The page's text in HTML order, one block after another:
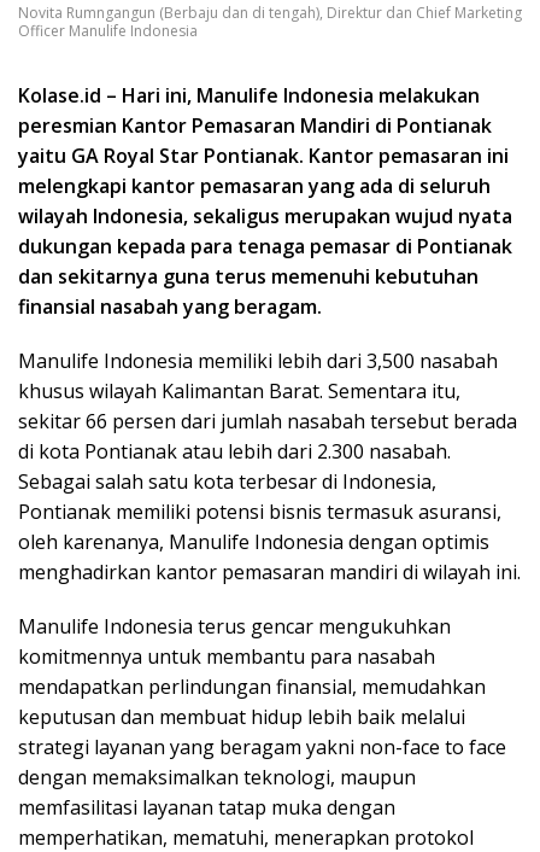
Novita Rumngangun (Berbaju dan di tengah), Direktur dan Chief Marketing
Officer Manulife Indonesia
Kolase.id – Hari ini, Manulife Indonesia melakukan
peresmian Kantor Pemasaran Mandiri di Pontianak
yaitu GA Royal Star Pontianak. Kantor pemasaran ini
melengkapi kantor pemasaran yang ada di seluruh
wilayah Indonesia, sekaligus merupakan wujud nyata
dukungan kepada para tenaga pemasar di Pontianak
dan sekitarnya guna terus memenuhi kebutuhan
finansial nasabah yang beragam.
Manulife Indonesia memiliki lebih dari 3,500 nasabah
khusus wilayah Kalimantan Barat. Sementara itu,
sekitar 66 persen dari jumlah nasabah tersebut berada
di kota Pontianak atau lebih dari 2.300 nasabah.
Sebagai salah satu kota terbesar di Indonesia,
Pontianak memiliki potensi bisnis termasuk asuransi,
oleh karenanya, Manulife Indonesia dengan optimis
menghadirkan kantor pemasaran mandiri di wilayah ini.
Manulife Indonesia terus gencar mengukuhkan
komitmennya untuk membantu para nasabah
mendapatkan perlindungan finansial, memudahkan
keputusan dan membuat hidup lebih baik melalui
strategi layanan yang beragam yakni non-face to face
dengan memaksimalkan teknologi, maupun
memfasilitasi layanan tatap muka dengan
memperhatikan, mematuhi, menerapkan protokol